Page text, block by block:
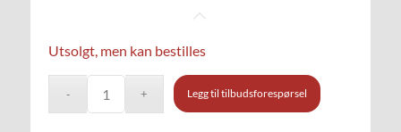
Utsolgt, men kan bestilles
Legg til tilbudsforespørsel